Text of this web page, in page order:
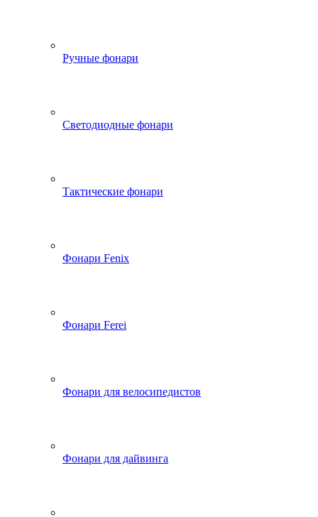
Ручные фонари
Светодиодные фонари
Тактические фонари
Фонари Fenix
Фонари Ferei
Фонари для велосипедистов
Фонари для дайвинга